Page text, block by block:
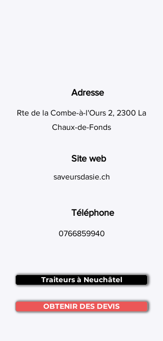
Adresse
Rte de la Combe-à-l'Ours 2, 2300 La
Chaux-de-Fonds
Site web
saveursdasie.ch
Téléphone
0766859940
Traiteurs à Neuchâtel
OBTENIR DES DEVIS